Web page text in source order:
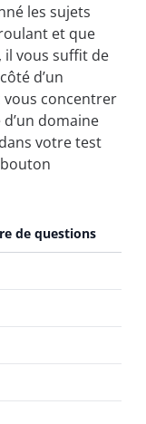
les sujets
et que
il vous suffit de
d’un
vous concentrer
domaine
votre test
de questions